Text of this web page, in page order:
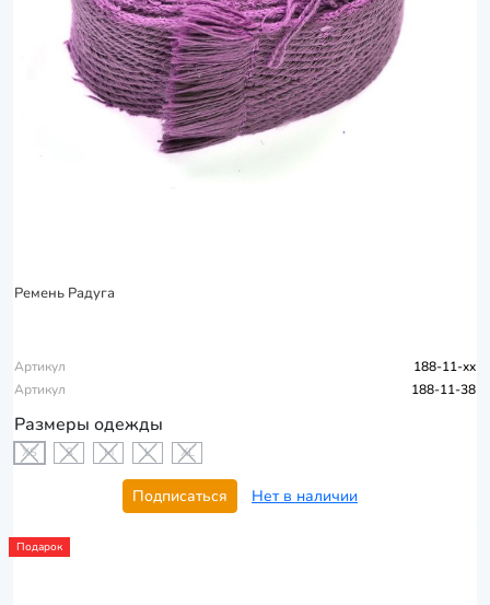
Ремень Радуга
Артикул
188-11-xx
Артикул
188-11-38
Размеры одежды
XS S M L XL
Подписаться Нет в наличии
Подарок